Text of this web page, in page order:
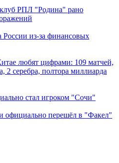
РПЛ "Родина" рано
России из-за финансовых
любят цифрами: 109 матчей,
2 серебра, полтора миллиарда
стал игроком "Сочи"
официально перешёл в "Факел"